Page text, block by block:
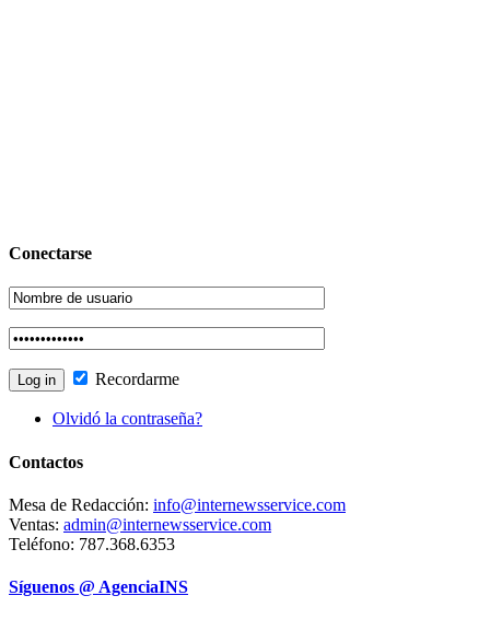
Conectarse
Recordarme
Olvidó la contraseña?
Contactos
Mesa de Redacción: info@internewsservice.com
Ventas: admin@internewsservice.com
Teléfono: 787.368.6353
Síguenos @ AgenciaINS